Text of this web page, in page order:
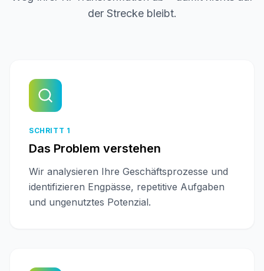
der Strecke bleibt.
SCHRITT 1
Das Problem verstehen
Wir analysieren Ihre Geschäftsprozesse und
identifizieren Engpässe, repetitive Aufgaben
und ungenutztes Potenzial.